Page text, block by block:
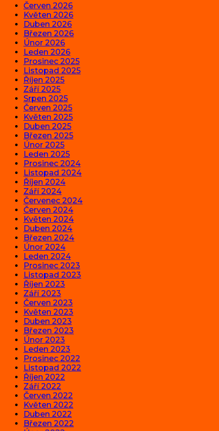
Červen 2026
Květen 2026
Duben 2026
Březen 2026
Únor 2026
Leden 2026
Prosinec 2025
Listopad 2025
Říjen 2025
Září 2025
Srpen 2025
Červen 2025
Květen 2025
Duben 2025
Březen 2025
Únor 2025
Leden 2025
Prosinec 2024
Listopad 2024
Říjen 2024
Září 2024
Červenec 2024
Červen 2024
Květen 2024
Duben 2024
Březen 2024
Únor 2024
Leden 2024
Prosinec 2023
Listopad 2023
Říjen 2023
Září 2023
Červen 2023
Květen 2023
Duben 2023
Březen 2023
Únor 2023
Leden 2023
Prosinec 2022
Listopad 2022
Říjen 2022
Září 2022
Červen 2022
Květen 2022
Duben 2022
Březen 2022